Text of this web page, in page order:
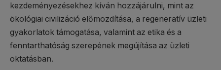
kezdeményezésekhez kíván hozzájárulni, mint az
ökológiai civilizáció előmozdítása, a regeneratív üzleti
gyakorlatok támogatása, valamint az etika és a
fenntarthatóság szerepének megújítása az üzleti
oktatásban.